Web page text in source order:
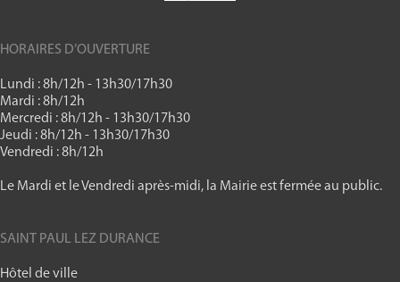
HORAIRES D’OUVERTURE
Lundi : 8h/12h - 13h30/17h30
Mardi : 8h/12h
Mercredi : 8h/12h - 13h30/17h30
Jeudi : 8h/12h - 13h30/17h30
Vendredi : 8h/12h
Le Mardi et le Vendredi après-midi, la Mairie est fermée au public.
SAINT PAUL LEZ DURANCE
Hôtel de ville